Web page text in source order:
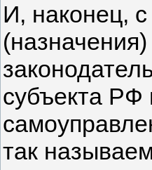
И, наконец,
субъекта РФ
так